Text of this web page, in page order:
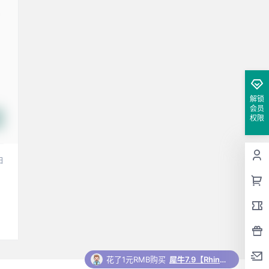
解锁
会员
权限
花了1元RMB购买 犀牛7.9【Rhino7.9破解版】中文破解版下载和安装教程